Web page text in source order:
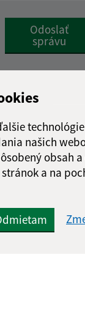
našich
obsah
a na
Google reCaptcha
Odoslať
správu